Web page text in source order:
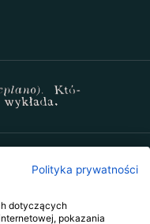
Polityka prywatności
dotyczących
pokazania